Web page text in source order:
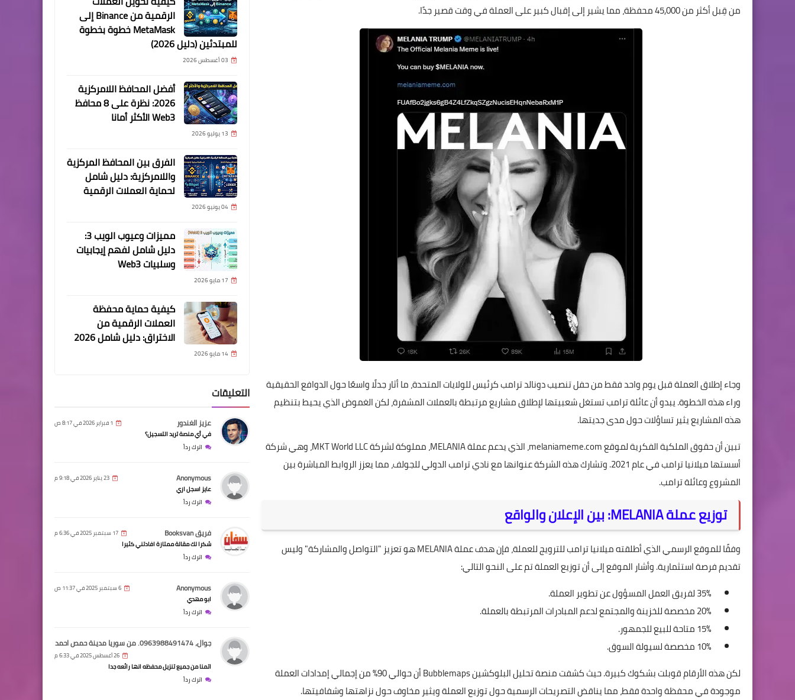
من قِبل أكثر من 45,000 محفظة، مما يشير إلى إقبال كبير على العملة في وقت قصير جدًا.
وجاء إطلاق العملة قبل يوم واحد فقط من حفل تنصيب دونالد ترامب كرئيس للولايات المتحدة، ما أثار جدلًا واسعًا حول الدوافع الحقيقية
وراء هذه الخطوة. يبدو أن عائلة ترامب تستغل شعبيتها لإطلاق مشاريع مرتبطة بالعملات المشفرة، لكن الغموض الذي يحيط بتنظيم
هذه المشاريع يثير تساؤلات حول مدى جديتها.
تبين أن حقوق الملكية الفكرية لموقع melaniameme.com، الذي يدعم عملة MELANIA، مملوكة لشركة MKT World LLC، وهي شركة
أسستها ميلانيا ترامب في عام 2021. وتشارك هذه الشركة عنوانها مع نادي ترامب الدولي للجولف، مما يعزز الروابط المباشرة بين
المشروع وعائلة ترامب.
توزيع عملة MELANIA: بين الإعلان والواقع
وفقًا للموقع الرسمي الذي أطلقته ميلانيا ترامب للترويج للعملة، فإن هدف عملة MELANIA هو تعزيز "التواصل والمشاركة" وليس
تقديم فرصة استثمارية. وأشار الموقع إلى أن توزيع العملة تم على النحو التالي:
35% لفريق العمل المسؤول عن تطوير العملة.
20% مخصصة للخزينة والمجتمع لدعم المبادرات المرتبطة بالعملة.
15% متاحة للبيع للجمهور.
10% مخصصة لسيولة السوق.
لكن هذه الأرقام قوبلت بشكوك كبيرة. حيث كشفت منصة تحليل البلوكشين Bubblemaps أن حوالي 90% من إجمالي إمدادات العملة
موجودة في محفظة واحدة فقط، مما يناقض التصريحات الرسمية حول توزيع العملة ويثير مخاوف حول نزاهتها وشفافيتها.
الرقمية من Binance إلى
MetaMask خطوة بخطوة
للمبتدئين (دليل 2026)
03 أغسطس 2026
أفضل المحافظ اللامركزية
2026: نظرة على 8 محافظ
Web3 الأكثر أمانا
13 يوليو 2026
الفرق بين المحافظ المركزية
واللامركزية: دليل شامل
لحماية العملات الرقمية
04 يونيو 2026
مميزات وعيوب الويب 3:
دليل شامل لفهم إيجابيات
وسلبيات Web3
17 مايو 2026
كيفية حماية محفظة
العملات الرقمية من
الاختراق: دليل شامل 2026
14 مايو 2026
التعليقات
عزيز الغندور 1 فبراير 2026 في 8:17 ص
في أي منصة تريد التسجيل؟
اترك رداً
Anonymous 23 يناير 2026 في 9:18 م
عايز اسجل ازي
اترك رداً
فريق Booksvan 17 سبتمبر 2025 في 6:36 م
شكرا لك مقالة ممتازة افادتني كثيرا
اترك رداً
Anonymous 6 سبتمبر 2025 في 11:37 ص
ابو مهدي
اترك رداً
جوال، 0963988491474. من سوريا مدينة حمص احمد محمد عامر
26 أغسطس 2025 في 6:33 م
اتمنا من جميع تنزيل محفظه انها رائعه جدا
اترك رداً